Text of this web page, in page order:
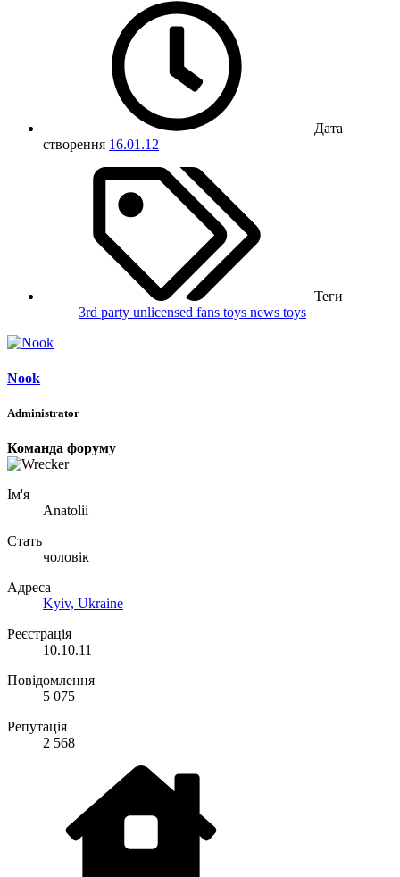
Дата
створення 16.01.12
Теги
3rd party unlicensed fans toys news toys
Nook
Administrator
Команда форуму
Ім'я
Anatolii
Стать
чоловік
Адреса
Kyiv, Ukraine
Реєстрація
10.10.11
Повідомлення
5 075
Репутація
2 568